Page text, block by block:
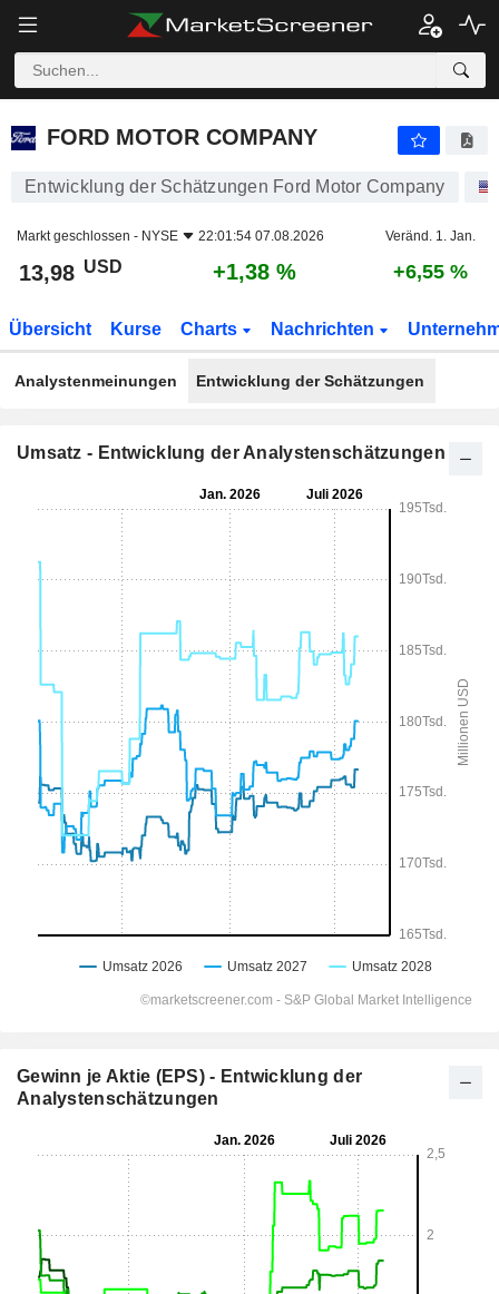
FORD MOTOR COMPANY
FORD MOTOR COMPANY
Entwicklung der Schätzungen Ford Motor Company
Markt geschlossen - NYSE 22:01:54 07.08.2026 Veränd. 1. Jan.
13,98 USD +1,38 % +6,55 %
Übersicht Kurse Charts Nachrichten
Analystenmeinungen Entwicklung der Schätzungen
Umsatz - Entwicklung der Analystenschätzungen
Gewinn je Aktie (EPS) - Entwicklung der
Analystenschätzungen